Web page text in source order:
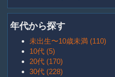
年代から探す
未出生〜10歳未満 (110)
10代 (5)
20代 (170)
30代 (228)